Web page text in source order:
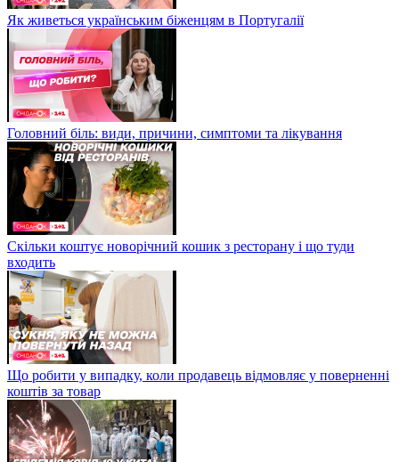
Як живеться українським біженцям в Португалії
Головний біль: види, причини, симптоми та лікування
Скільки коштує новорічний кошик з ресторану і що туди
входить
Що робити у випадку, коли продавець відмовляє у поверненні
коштів за товар